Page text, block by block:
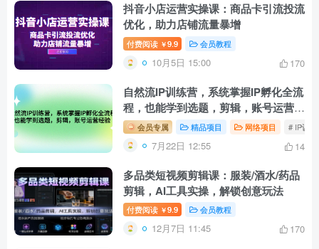
抖音小店运营实操课：商品卡引流投流
优化，助力店铺流量暴增
付费阅读 ￥9.9 会员教程
10月5日 15:00 170
自然流IP训练营，系统掌握IP孵化全流
程，也能学到选题，剪辑，账号运营经
验 会员专属 精品项目 网络项目 # IP训
7月22日 12:55 14
多品类短视频剪辑课：服装/酒水/药品
剪辑，AI工具实操，解锁创意玩法
付费阅读 ￥9.9 会员教程
12月7日 11:45 170